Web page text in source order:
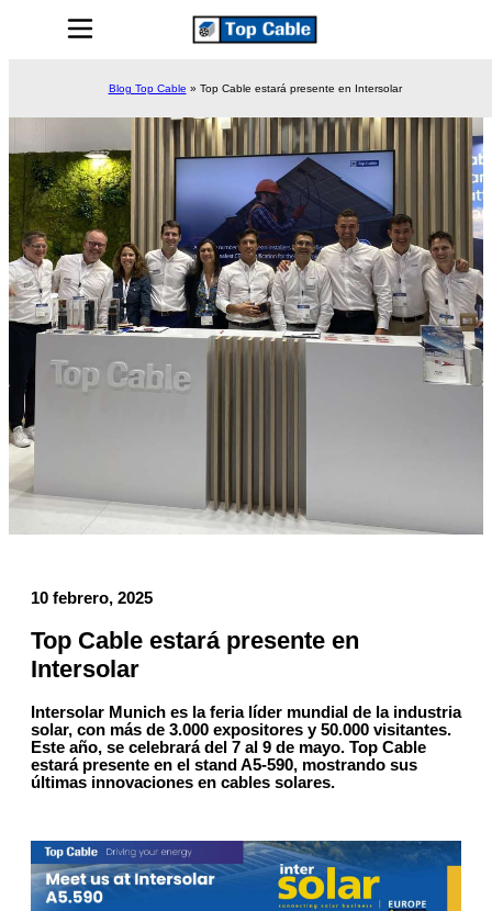
Blog Top Cable » Top Cable estará presente en Intersolar
10 febrero, 2025
Top Cable estará presente en
Intersolar
Intersolar Munich es la feria líder mundial de la industria
solar, con más de 3.000 expositores y 50.000 visitantes.
Este año, se celebrará del 7 al 9 de mayo. Top Cable
estará presente en el stand A5-590, mostrando sus
últimas innovaciones en cables solares.